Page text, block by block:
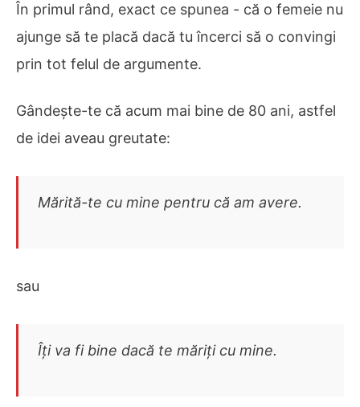
În primul rând, exact ce spunea - că o femeie nu
ajunge să te placă dacă tu încerci să o convingi
prin tot felul de argumente.
Gândește-te că acum mai bine de 80 ani, astfel
de idei aveau greutate:
Mărită-te cu mine pentru că am avere.
sau
Îți va fi bine dacă te măriți cu mine.